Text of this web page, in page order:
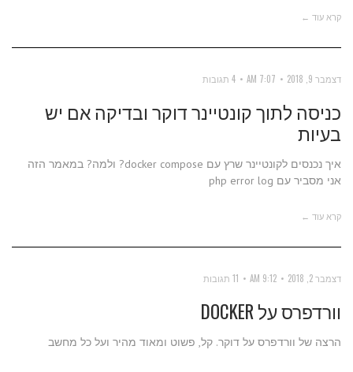
קרא עוד ←
דצמבר 9, 2018 7:07 AM 4 תגובות
כניסה לתוך קונטיינר דוקר ובדיקה אם יש
בעיות
איך נכנסים לקונטיינר שרץ עם docker compose? ולמה? במאמר הזה
אני מסביר עם php error log
קרא עוד ←
דצמבר 2, 2018 9:12 AM 11 תגובות
וורדפרס על DOCKER
הרצה של וורדפרס על דוקר. קל, פשוט ומאוד מהיר ועל כל מחשב